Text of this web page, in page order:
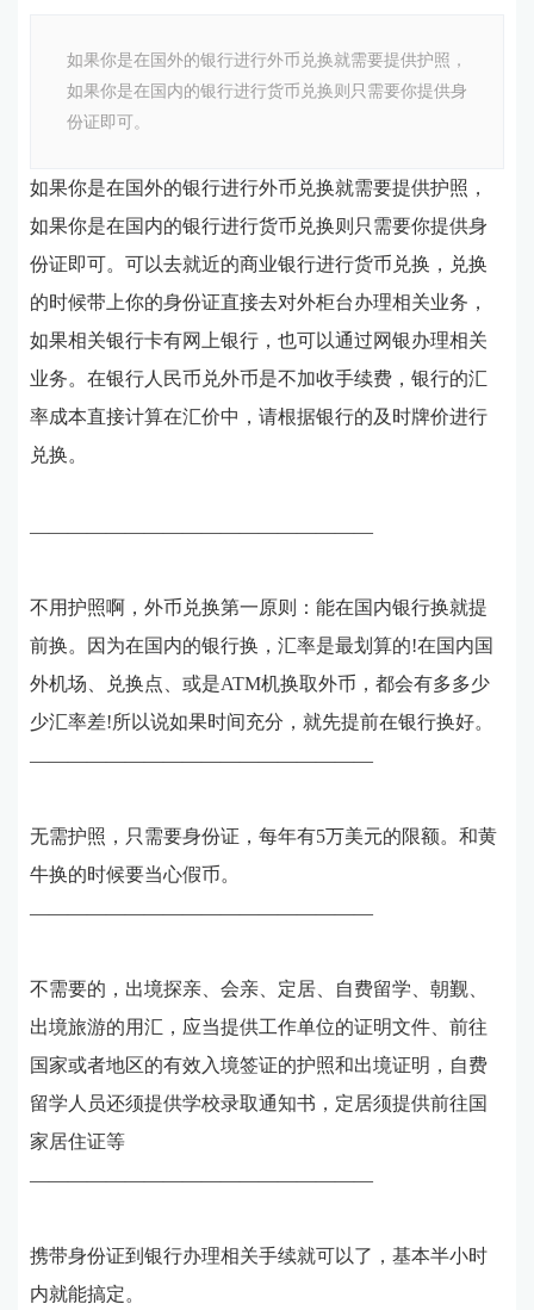
如果你是在国外的银行进行外币兑换就需要提供护照，
如果你是在国内的银行进行货币兑换则只需要你提供身
份证即可。
如果你是在国外的银行进行外币兑换就需要提供护照，
如果你是在国内的银行进行货币兑换则只需要你提供身
份证即可。可以去就近的商业银行进行货币兑换，兑换
的时候带上你的身份证直接去对外柜台办理相关业务，
如果相关银行卡有网上银行，也可以通过网银办理相关
业务。在银行人民币兑外币是不加收手续费，银行的汇
率成本直接计算在汇价中，请根据银行的及时牌价进行
兑换。
——————————————————
不用护照啊，外币兑换第一原则：能在国内银行换就提
前换。因为在国内的银行换，汇率是最划算的!在国内国
外机场、兑换点、或是ATM机换取外币，都会有多多少
少汇率差!所以说如果时间充分，就先提前在银行换好。
——————————————————
无需护照，只需要身份证，每年有5万美元的限额。和黄
牛换的时候要当心假币。
——————————————————
不需要的，出境探亲、会亲、定居、自费留学、朝觐、
出境旅游的用汇，应当提供工作单位的证明文件、前往
国家或者地区的有效入境签证的护照和出境证明，自费
留学人员还须提供学校录取通知书，定居须提供前往国
家居住证等
——————————————————
携带身份证到银行办理相关手续就可以了，基本半小时
内就能搞定。